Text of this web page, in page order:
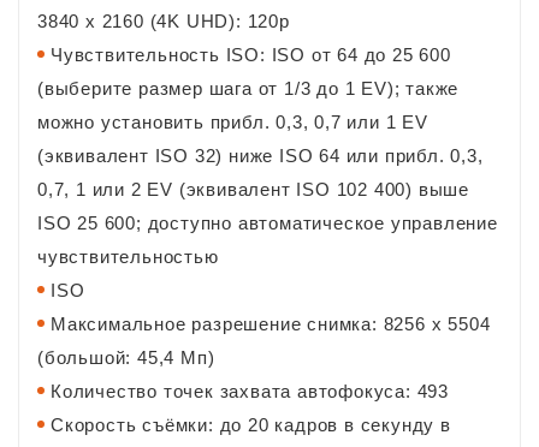
3840 x 2160 (4K UHD): 120p
Чувствительность ISO: ISO от 64 до 25 600
(выберите размер шага от 1/3 до 1 EV); также
можно установить прибл. 0,3, 0,7 или 1 EV
(эквивалент ISO 32) ниже ISO 64 или прибл. 0,3,
0,7, 1 или 2 EV (эквивалент ISO 102 400) выше
ISO 25 600; доступно автоматическое управление
чувствительностью
ISO
Максимальное разрешение снимка: 8256 x 5504
(большой: 45,4 Мп)
Количество точек захвата автофокуса: 493
Скорость съёмки: до 20 кадров в секунду в